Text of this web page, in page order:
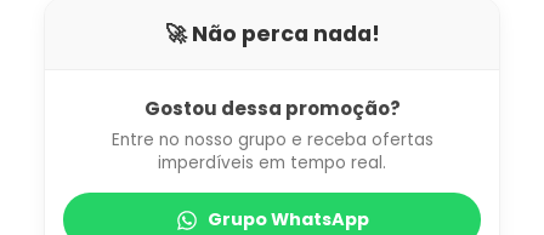
🚀 Não perca nada!
Gostou dessa promoção?
Entre no nosso grupo e receba ofertas
imperdíveis em tempo real.
Grupo WhatsApp